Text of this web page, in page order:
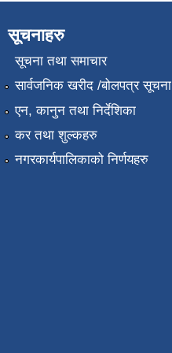
सूचनाहरु
सूचना तथा समाचार
सार्वजनिक खरीद /बोलपत्र सूचना
एन, कानुन तथा निर्देशिका
कर तथा शुल्कहरु
नगरकार्यपालिकाको निर्णयहरु